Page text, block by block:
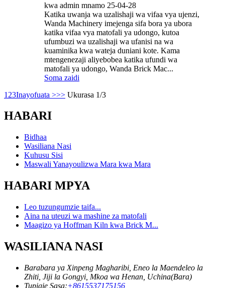
kwa admin mnamo 25-04-28
Katika uwanja wa uzalishaji wa vifaa vya ujenzi,
Wanda Machinery imejenga sifa bora ya ubora
katika vifaa vya matofali ya udongo, kutoa
ufumbuzi wa uzalishaji wa ufanisi na wa
kuaminika kwa wateja duniani kote. Kama
mtengenezaji aliyebobea katika ufundi wa
matofali ya udongo, Wanda Brick Mac...
Soma zaidi
1 23Inayofuata >>> Ukurasa 1/3
HABARI
Bidhaa
Wasiliana Nasi
Kuhusu Sisi
Maswali Yanayoulizwa Mara kwa Mara
HABARI MPYA
Leo tuzungumzie taifa...
Aina na uteuzi wa mashine za matofali
Maagizo ya Hoffman Kiln kwa Brick M...
WASILIANA NASI
Barabara ya Xinpeng Magharibi, Eneo la Maendeleo la
Zhiti, Jiji la Gongyi, Mkoa wa Henan, Uchina(Bara)
Tupigie Sasa:+8615537175156